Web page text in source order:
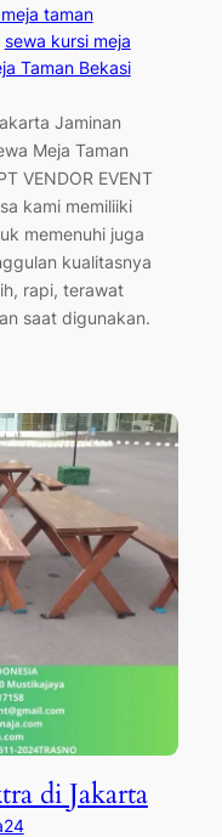
taman
sewa kursi meja
Taman Bekasi
Jaminan
Meja Taman
VENDOR EVENT
kami memiliiki
memenuhi juga
kualitasnya
rapi, terawat
saat digunakan.
di Jakarta